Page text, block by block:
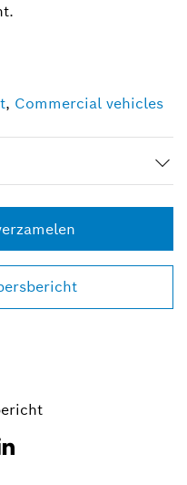
, Commercial vehicles